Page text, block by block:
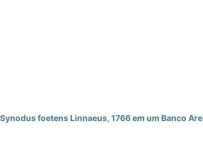
foetens Linnaeus, 1766 em um Banco